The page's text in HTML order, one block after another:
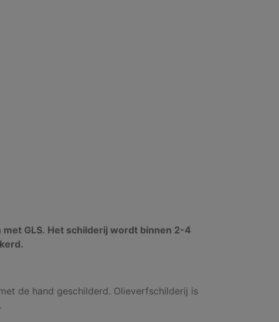
GLS. Het schilderij wordt binnen 2-4
de hand geschilderd. Olieverfschilderij is